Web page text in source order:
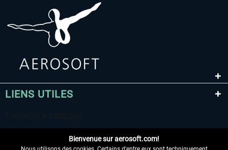
LIENS UTILES
Bienvenue sur aerosoft.com!